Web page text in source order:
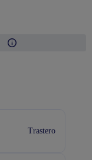
Trastero